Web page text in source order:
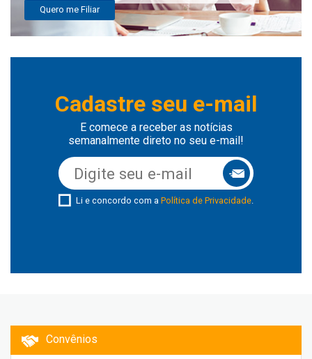
Quero me Filiar
Cadastre seu e-mail
E comece a receber as notícias
semanalmente direto no seu e-mail!
Li e concordo com a Política de Privacidade.
Convênios